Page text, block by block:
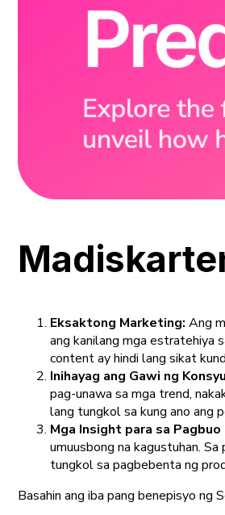
Eksaktong Marketing: Ang
ang kanilang mga estratehiya
content ay hindi lang sikat
Inihayag ang Gawi ng
pag-unawa sa mga trend,
lang tungkol sa kung ano ang
Mga Insight para sa
umuusbong na kagustuhan.
tungkol sa pagbebenta ng
Basahin ang iba pang benepisyo